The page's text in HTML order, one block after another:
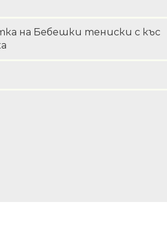
на Бебешки тениски с къс